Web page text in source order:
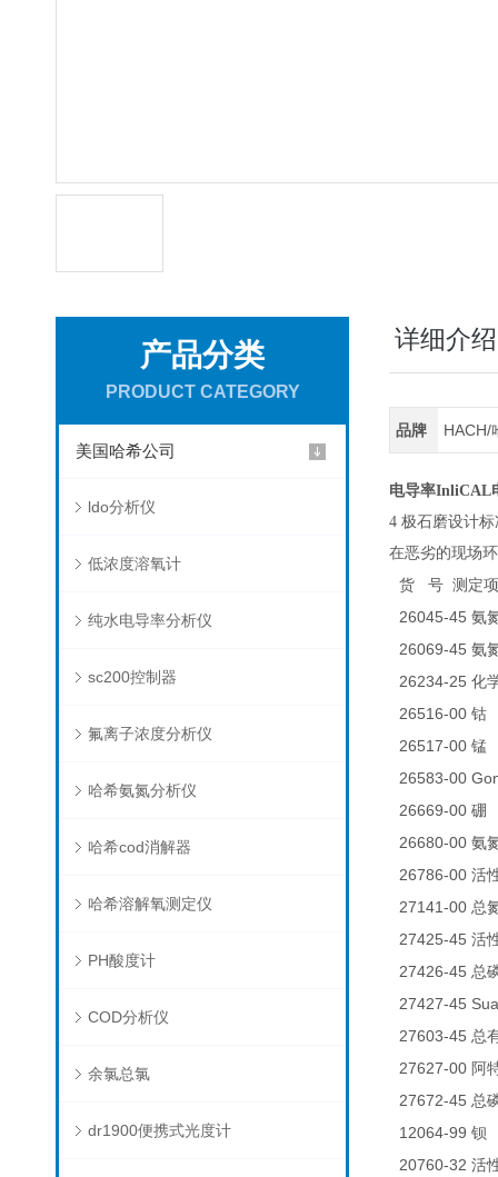
产品分类
PRODUCT CATEGORY
美国哈希公司
ldo分析仪
低浓度溶氧计
纯水电导率分析仪
sc200控制器
氟离子浓度分析仪
哈希氨氮分析仪
哈希cod消解器
哈希溶解氧测定仪
PH酸度计
COD分析仪
余氯总氯
dr1900便携式光度计
详细介绍
品牌 HACH/
电导率InliCAL
4 极石磨设计
在恶劣的现场
货
号 测定
26045-45 氨
26069-45 氨
26234-25 化
26516-00 钴
26517-00 锰
26583-00
26669-00 硼
26680-00 氨
26786-00 活
27141-00 总
27425-45 活
27426-45 总
27427-45
27603-45 总
27627-00 阿
27672-45 总
12064-99 钡
20760-32 活